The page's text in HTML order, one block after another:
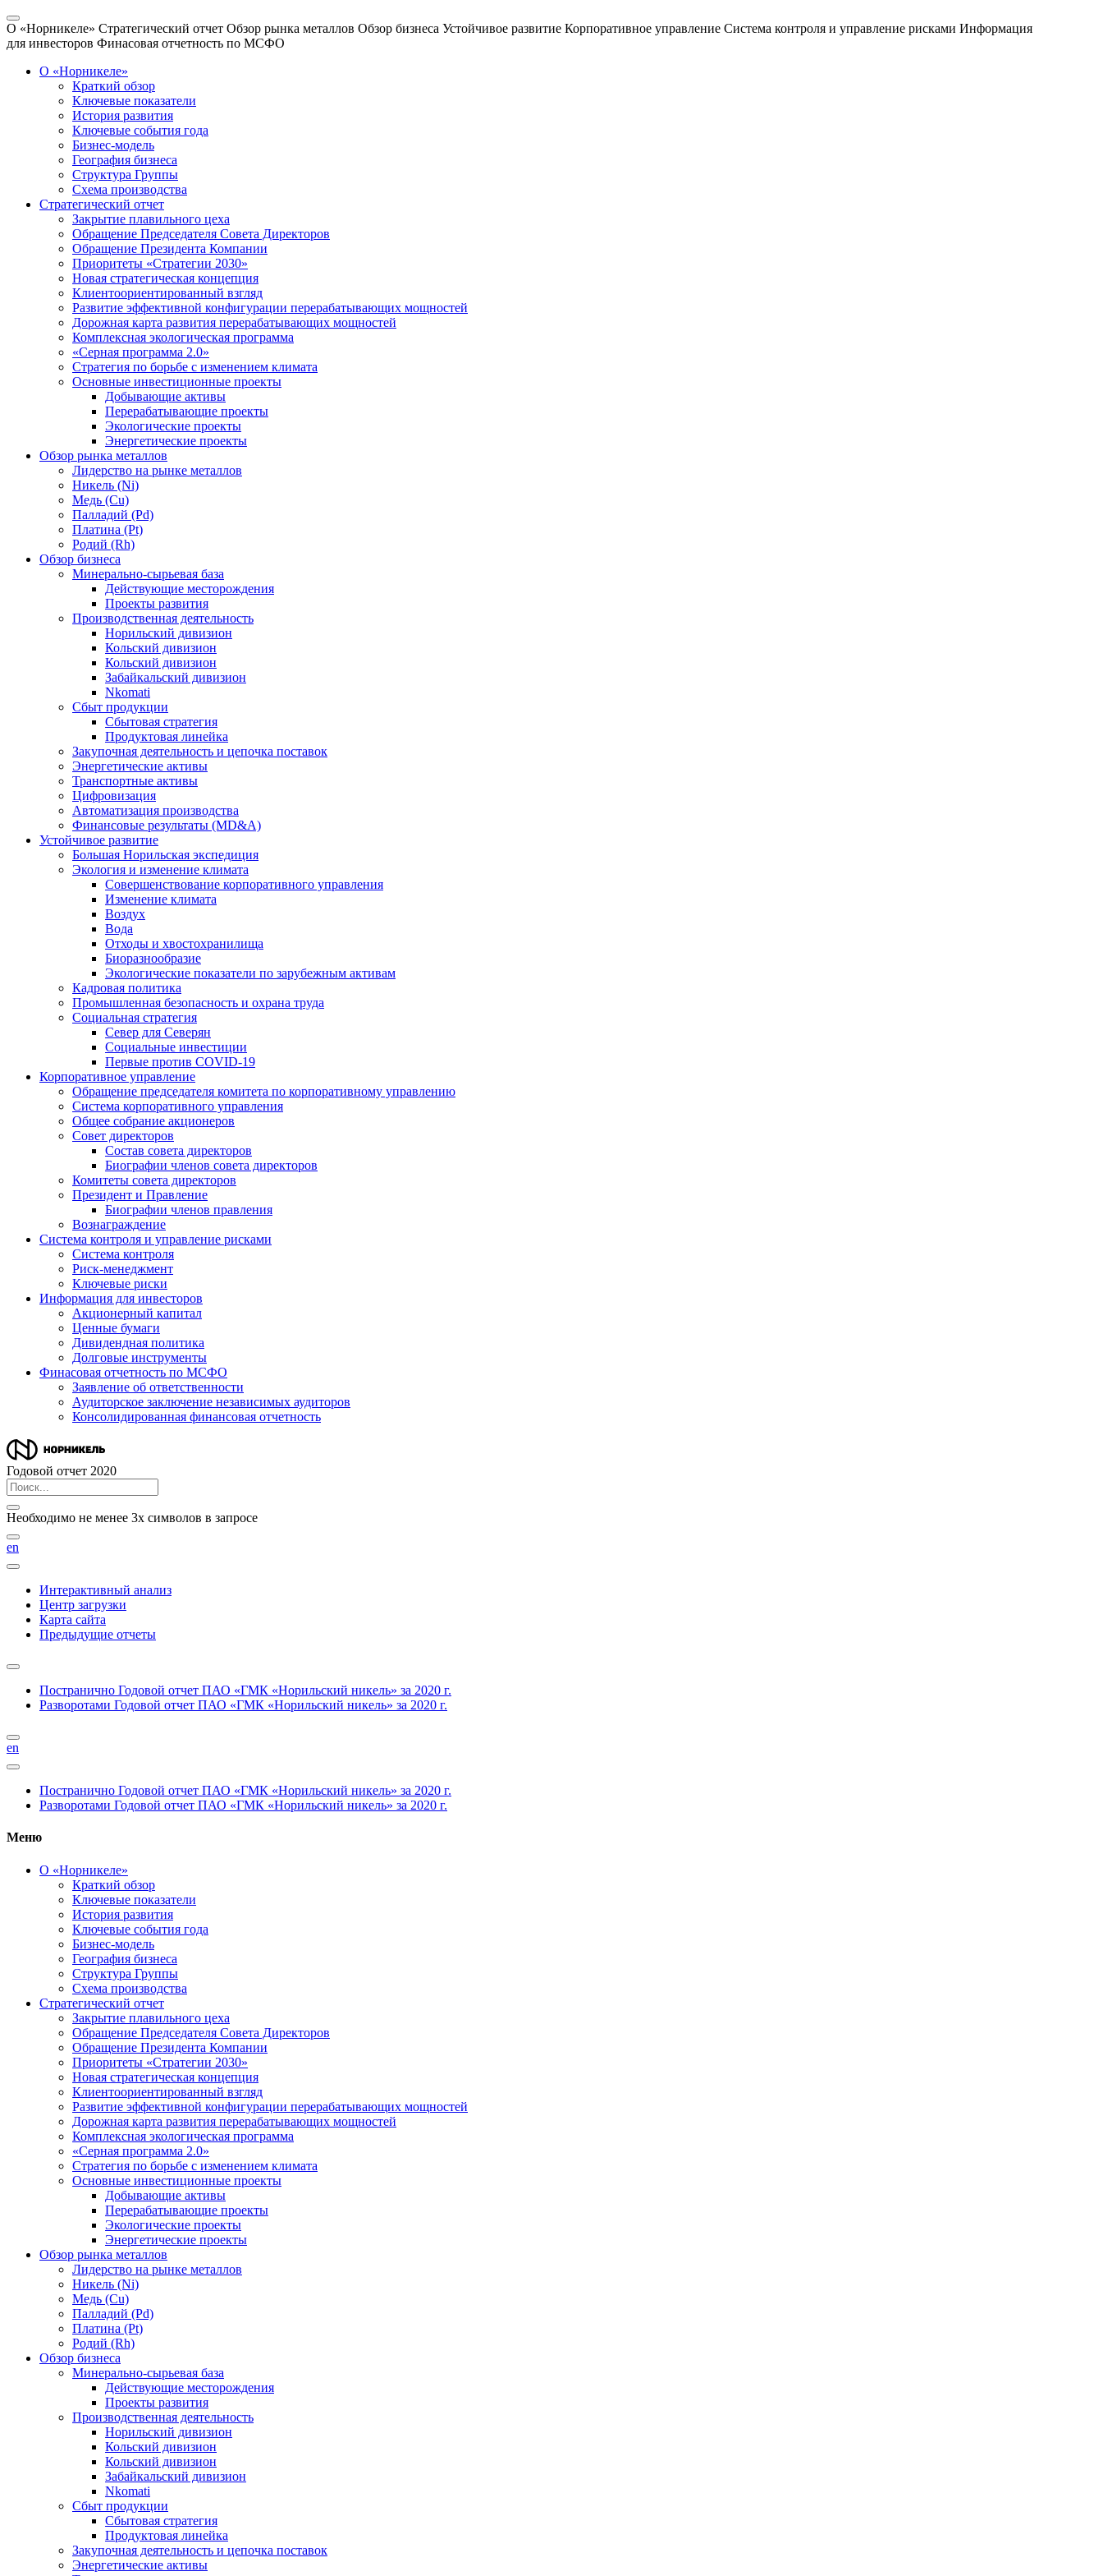
О «Норникеле» Стратегический отчет Обзор рынка металлов Обзор бизнеса Устойчивое развитие Корпоративное управление Система контроля и управление рисками Информация
для инвесторов Финасовая отчетность по МСФО
О «Норникеле»
Краткий обзор
Ключевые показатели
История развития
Ключевые события года
Бизнес-модель
География бизнеса
Структура Группы
Схема производства
Стратегический отчет
Закрытие плавильного цеха
Обращение Председателя Совета Директоров
Обращение Президента Компании
Приоритеты «Стратегии 2030»
Новая стратегическая концепция
Клиентоориентированный взгляд
Развитие эффективной конфигурации перерабатывающих мощностей
Дорожная карта развития перерабатывающих мощностей
Комплексная экологическая программа
«Серная программа 2.0»
Стратегия по борьбе с изменением климата
Основные инвестиционные проекты
Добывающие активы
Перерабатывающие проекты
Экологические проекты
Энергетические проекты
Обзор рынка металлов
Лидерство на рынке металлов
Никель (Ni)
Медь (Cu)
Палладий (Pd)
Платина (Pt)
Родий (Rh)
Обзор бизнеса
Минерально-сырьевая база
Действующие месторождения
Проекты развития
Производственная деятельность
Норильский дивизион
Кольский дивизион
Кольский дивизион
Забайкальский дивизион
Nkomati
Сбыт продукции
Сбытовая стратегия
Продуктовая линейка
Закупочная деятельность и цепочка поставок
Энергетические активы
Транспортные активы
Цифровизация
Автоматизация производства
Финансовые результаты (MD&A)
Устойчивое развитие
Большая Норильская экспедиция
Экология и изменение климата
Совершенствование корпоративного управления
Изменение климата
Воздух
Вода
Отходы и хвостохранилища
Биоразнообразие
Экологические показатели по зарубежным активам
Кадровая политика
Промышленная безопасность и охрана труда
Социальная стратегия
Север для Северян
Социальные инвестиции
Первые против COVID‑19
Корпоративное управление
Обращение председателя комитета по корпоративному управлению
Система корпоративного управления
Общее собрание акционеров
Совет директоров
Состав совета директоров
Биографии членов совета директоров
Комитеты совета директоров
Президент и Правление
Биографии членов правления
Вознаграждение
Система контроля и управление рисками
Система контроля
Риск-менеджмент
Ключевые риски
Информация для инвесторов
Акционерный капитал
Ценные бумаги
Дивидендная политика
Долговые инструменты
Финасовая отчетность по МСФО
Заявление об ответственности
Аудиторское заключение независимых аудиторов
Консолидированная финансовая отчетность
Годовой отчет 2020
Необходимо не менее 3х символов в запросе
en
Интерактивный анализ
Центр загрузки
Карта сайта
Предыдущие отчеты
Постранично Годовой отчет ПАО «ГМК «Норильский никель» за 2020 г.
Разворотами Годовой отчет ПАО «ГМК «Норильский никель» за 2020 г.
en
Постранично Годовой отчет ПАО «ГМК «Норильский никель» за 2020 г.
Разворотами Годовой отчет ПАО «ГМК «Норильский никель» за 2020 г.
Меню
О «Норникеле»
Краткий обзор
Ключевые показатели
История развития
Ключевые события года
Бизнес-модель
География бизнеса
Структура Группы
Схема производства
Стратегический отчет
Закрытие плавильного цеха
Обращение Председателя Совета Директоров
Обращение Президента Компании
Приоритеты «Стратегии 2030»
Новая стратегическая концепция
Клиентоориентированный взгляд
Развитие эффективной конфигурации перерабатывающих мощностей
Дорожная карта развития перерабатывающих мощностей
Комплексная экологическая программа
«Серная программа 2.0»
Стратегия по борьбе с изменением климата
Основные инвестиционные проекты
Добывающие активы
Перерабатывающие проекты
Экологические проекты
Энергетические проекты
Обзор рынка металлов
Лидерство на рынке металлов
Никель (Ni)
Медь (Cu)
Палладий (Pd)
Платина (Pt)
Родий (Rh)
Обзор бизнеса
Минерально-сырьевая база
Действующие месторождения
Проекты развития
Производственная деятельность
Норильский дивизион
Кольский дивизион
Кольский дивизион
Забайкальский дивизион
Nkomati
Сбыт продукции
Сбытовая стратегия
Продуктовая линейка
Закупочная деятельность и цепочка поставок
Энергетические активы